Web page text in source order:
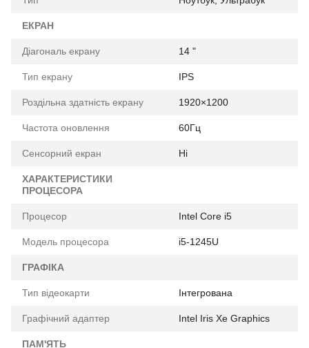
ЕКРАН
Діагональ екрану 14 "
Тип екрану IPS
Роздільна здатність екрану 1920×1200
Частота оновлення 60Гц
Сенсорний екран Ні
ХАРАКТЕРИСТИКИ
ПРОЦЕСОРА
Процесор Intel Core i5
Модель процесора i5-1245U
ГРАФІКА
Тип відеокарти Інтегрована
Графічний адаптер Intel Iris Xe Graphics
ПАМ'ЯТЬ